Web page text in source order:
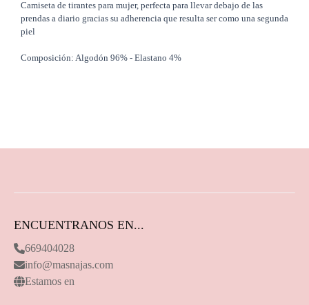
Camiseta de tirantes para mujer, perfecta para llevar debajo de las
prendas a diario gracias su adherencia que resulta ser como una segunda
piel
Composición: Algodón 96% - Elastano 4%
ENCUENTRANOS EN...
669404028
info@masnajas.com
Estamos en